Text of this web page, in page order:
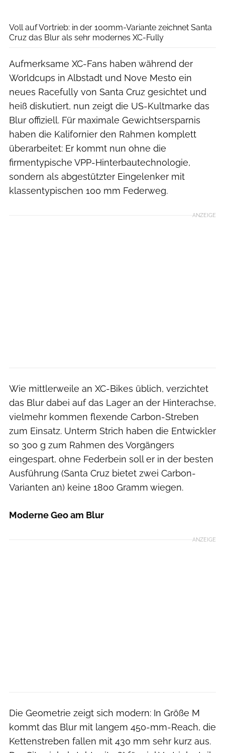
Voll auf Vortrieb: in der 100mm-Variante zeichnet Santa
Cruz das Blur als sehr modernes XC-Fully
Aufmerksame XC-Fans haben während der
Worldcups in Albstadt und Nove Mesto ein
neues Racefully von Santa Cruz gesichtet und
heiß diskutiert, nun zeigt die US-Kultmarke das
Blur offiziell. Für maximale Gewichtsersparnis
haben die Kalifornier den Rahmen komplett
überarbeitet: Er kommt nun ohne die
firmentypische VPP-Hinterbautechnologie,
sondern als abgestützter Eingelenker mit
klassentypischen 100 mm Federweg.
ANZEIGE
Wie mittlerweile an XC-Bikes üblich, verzichtet
das Blur dabei auf das Lager an der Hinterachse,
vielmehr kommen flexende Carbon-Streben
zum Einsatz. Unterm Strich haben die Entwickler
so 300 g zum Rahmen des Vorgängers
eingespart, ohne Federbein soll er in der besten
Ausführung (Santa Cruz bietet zwei Carbon-
Varianten an) keine 1800 Gramm wiegen.
Moderne Geo am Blur
ANZEIGE
Die Geometrie zeigt sich modern: In Größe M
kommt das Blur mit langem 450-mm-Reach, die
Kettenstreben fallen mit 430 mm sehr kurz aus.